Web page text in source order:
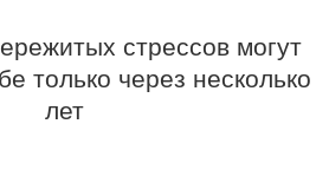
стрессов могут
только через несколько
лет